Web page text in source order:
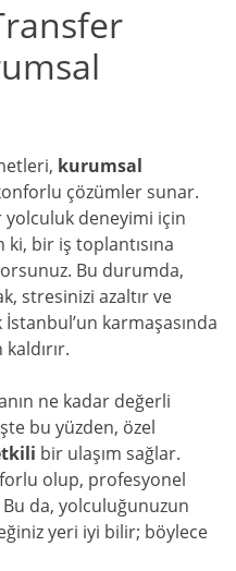
kurumsal
çözümler sunar.
deneyimi için
bir iş toplantısına
Bu durumda,
stresinizi azaltır ve
karmaşasında
ne kadar değerli
bu yüzden, özel
bir ulaşım sağlar.
olup, profesyonel
da, yolculuğunuzun
yeri iyi bilir; böylece